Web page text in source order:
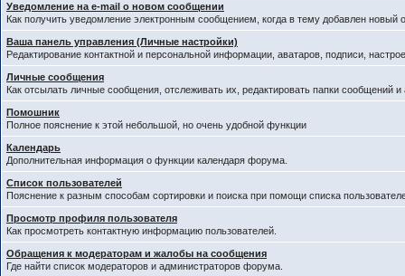
Уведомление на е-mail о новом сообщении
Как получить уведомление электронным сообщением, когда в тему добавлен новый
Ваша панель управления (Личные настройки)
Редактирование контактной и персональной информации, аватаров, подписи,
Личные сообщения
Как отсылать личные сообщения, отслеживать их, редактировать папки сообщений
Помошник
Полное пояснение к этой небольшой, но очень удобной функции
Календарь
Дополнительная информация о функции календаря форума.
Список пользователей
Пояснение к разным способам сортировки и поиска при помощи списка
Просмотр профиля пользователя
Как просмотреть контактную информацию пользователей.
Обращения к модераторам и жалобы на сообщения
Где найти список модераторов и администраторов форума.